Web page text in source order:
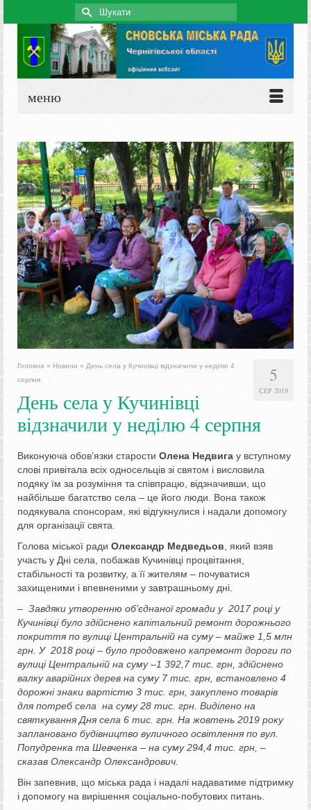
Search
for:
меню
5
СЕР 2019
Головна » Новини » День села у Кучинівці відзначили у неділю 4
серпня
День села у Кучинівці
відзначили у неділю 4 серпня
Виконуюча обов’язки старости Олена Недвига у вступному
слові привітала всіх односельців зі святом і висловила
подяку їм за розуміння та співпрацю, відзначивши, що
найбільше багатство села – це його люди. Вона також
подякувала спонсорам, які відгукнулися і надали допомогу
для організації свята.
Голова міської ради Олександр Медведьов , який взяв
участь у Дні села, побажав Кучинівці процвітання,
стабільності та розвитку, а її жителям – почуватися
захищеними і впевненими у завтрашньому дні.
– Завдяки утворенню об’єднаної громади у 2017 році у
Кучинівці було здійснено капітальний ремонт дорожнього
покриття по вулиці Центральній на суму– майже 1,5 млн
грн У2018 році– було продовжено капремонт дороги по
вулиці Центральній на суму–1 392,7 тис. грн , здійснено
валку аварійних дерев на суму 7 тис. грн, встановлено 4
дорожні знаки вартістю 3 тис. грн, закуплено товарів
для потреб села на суму 28 тис. грн. Виділено на
святкування Дня села 6 тис. грн. На жовтень 2019 року
заплановано будівництво вуличного освітлення по вул
Попудренка та Шевченка – на суму 294 ,4 тис. грн , –
сказав Олександр Олександрович.
Він запевнив, що міська рада і надалі надаватиме підтримку
і допомогу на вирішення соціально-побутових питань.